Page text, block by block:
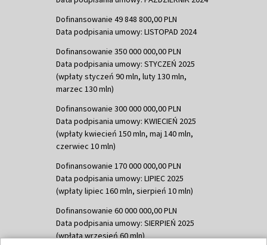
Dofinansowanie 49 848 800,00 PLN
Data podpisania umowy: LISTOPAD 2024
Dofinansowanie 350 000 000,00 PLN
Data podpisania umowy: STYCZEŃ 2025
(wpłaty styczeń 90 mln, luty 130 mln,
marzec 130 mln)
Dofinansowanie 300 000 000,00 PLN
Data podpisania umowy: KWIECIEŃ 2025
(wpłaty kwiecień 150 mln, maj 140 mln,
czerwiec 10 mln)
Dofinansowanie 170 000 000,00 PLN
Data podpisania umowy: LIPIEC 2025
(wpłaty lipiec 160 mln, sierpień 10 mln)
Dofinansowanie 60 000 000,00 PLN
Data podpisania umowy: SIERPIEŃ 2025
(wpłata wrzesień 60 mln)